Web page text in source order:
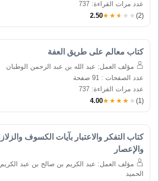
عدد مرات القراءة: 737
2.50★★★★★ (2)
كتاب معالم على طريق العفة
مؤلف العمل: عبد الله بن عبد الرحمن الوطبان
عدد الصفحات : 91 صفحة
عدد مرات القراءة: 737
4.00★★★★★ (1)
والإعصار
مؤلف العمل: عبد الكريم بن صالح بن عبد الكريم
الحميد